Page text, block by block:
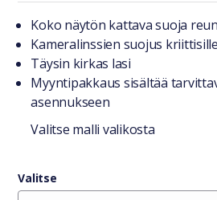
Tuotteesta lyhyesti
Koko näytön kattava suoja
Kameralinssien suojus
Täysin kirkas lasi
Myyntipakkaus sisältää
asennukseen
Valitse malli valikosta
Valitse